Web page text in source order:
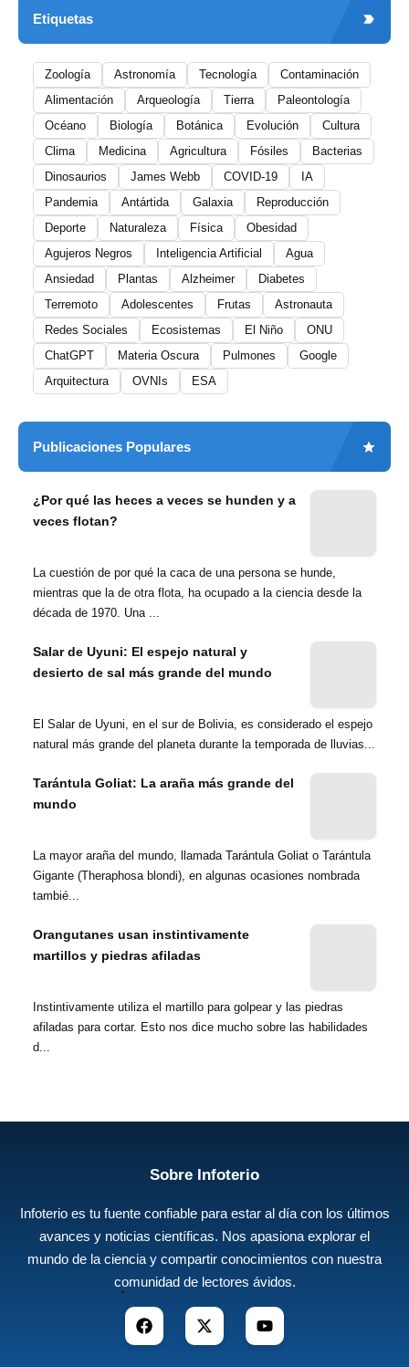
Etiquetas
Zoología Astronomía Tecnología
Contaminación
Alimentación
Arqueología Tierra
Paleontología
Océano
Biología Botánica Evolución
Cultura
Clima
Medicina Agricultura Fósiles
Bacterias
Dinosaurios
James Webb COVID-19
IA
Pandemia
Antártida Galaxia
Reproducción
Deporte
Naturaleza Física
Obesidad
Agujeros Negros
Inteligencia Artificial
Agua
Ansiedad
Plantas Alzheimer
Diabetes
Terremoto
Adolescentes Frutas
Astronauta
Redes Sociales
Ecosistemas El Niño
ONU
ChatGPT
Materia Oscura Pulmones
Google
Arquitectura
OVNIs ESA
Publicaciones Populares
¿Por qué las heces a veces se hunden y a
veces flotan?
La cuestión de por qué la caca de una persona se hunde,
mientras que la de otra flota, ha ocupado a la ciencia desde la
década de 1970. Una ...
Salar de Uyuni: El espejo natural y
desierto de sal más grande del mundo
El Salar de Uyuni, en el sur de Bolivia, es considerado el espejo
natural más grande del planeta durante la temporada de lluvias...
Tarántula Goliat: La araña más grande del
mundo
La mayor araña del mundo, llamada Tarántula Goliat o Tarántula
Gigante (Theraphosa blondi), en algunas ocasiones nombrada
tambié...
Orangutanes usan instintivamente
martillos y piedras afiladas
Instintivamente utiliza el martillo para golpear y las piedras
afiladas para cortar. Esto nos dice mucho sobre las habilidades
d...
Sobre Infoterio
Infoterio es tu fuente confiable para estar al día con los últimos
avances y noticias científicas. Nos apasiona explorar el
mundo de la ciencia y compartir conocimientos con nuestra
comunidad de lectores ávidos.